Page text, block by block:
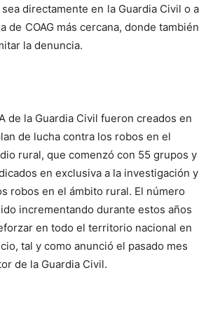
directamente en la Guardia Civil o a
de COAG más cercana, donde también
la denuncia.
de la Guardia Civil fueron creados en
de lucha contra los robos en el
rural, que comenzó con 55 grupos y
en exclusiva a la investigación y
robos en el ámbito rural. El número
incrementando durante estos años
en todo el territorio nacional en
tal y como anunció el pasado mes
de la Guardia Civil.